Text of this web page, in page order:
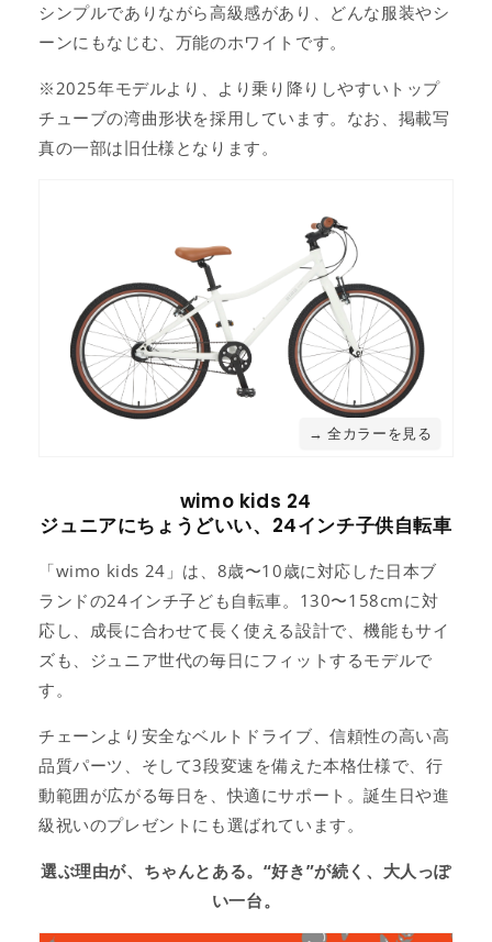
シンプルでありながら高級感があり、どんな服装やシ
ーンにもなじむ、万能のホワイトです。
※2025年モデルより、より乗り降りしやすいトップ
チューブの湾曲形状を採用しています。なお、掲載写
真の一部は旧仕様となります。
→ 全カラーを見る
wimo kids 24
ジュニアにちょうどいい、24インチ子供自転車
「wimo kids 24」は、8歳〜10歳に対応した日本ブ
ランドの24インチ子ども自転車。130〜158cmに対
応し、成長に合わせて長く使える設計で、機能もサイ
ズも、ジュニア世代の毎日にフィットするモデルで
す。
チェーンより安全なベルトドライブ、信頼性の高い高
品質パーツ、そして3段変速を備えた本格仕様で、行
動範囲が広がる毎日を、快適にサポート。誕生日や進
級祝いのプレゼントにも選ばれています。
選ぶ理由が、ちゃんとある。“好き”が続く、大人っぽ
い一台。